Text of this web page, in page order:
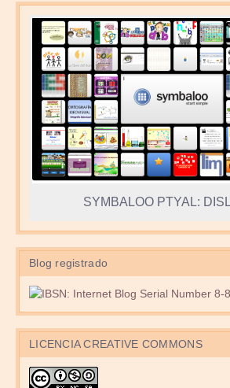
SYMBALOO PTYAL:
Blog registrado
LICENCIA CREATIVE COMMONS